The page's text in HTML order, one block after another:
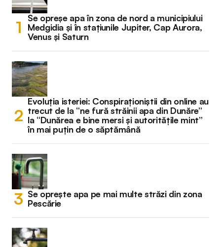
Se opreșe apa în zona de nord a municipiului
Medgidia și în stațiunile Jupiter, Cap Aurora,
Venus și Saturn
Evoluția isteriei: Conspiraționiștii din online au
trecut de la “ne fură străinii apa din Dunăre”
la “Dunărea e bine mersi și autoritățile mint”
în mai puțin de o săptămână
Se oprește apa pe mai multe străzi din zona
Pescărie